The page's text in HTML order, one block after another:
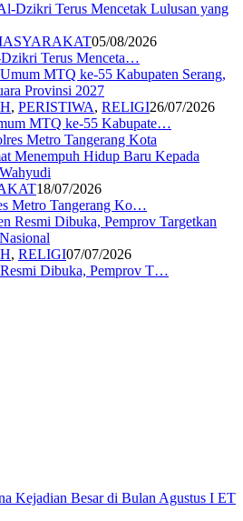
05/08/2026
Terus Menceta…
, PERISTIWA, RELIGI26/07/2026
MTQ ke-55 Kabupate…
18/07/2026
Metro Tangerang Ko…
, RELIGI07/07/2026
Dibuka, Pemprov T…